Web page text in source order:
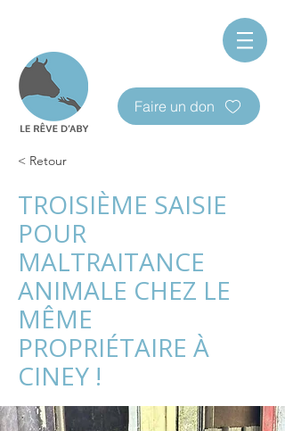
Faire un don
< Retour
TROISIÈME SAISIE
POUR
MALTRAITANCE
ANIMALE CHEZ LE
MÊME
PROPRIÉTAIRE À
CINEY !